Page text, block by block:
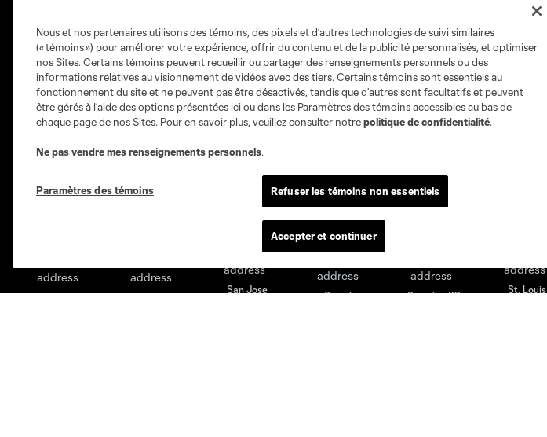
Atlanta
Austin
Charlotte Chicago Cincinnati Colorado
LA Galaxy
Miami
Montreal Nashville
Red Bull New York San Diego
San Jose
Seattle Sporting KC
St. Louis
Nous et nos partenaires utilisons des témoins, des pixels et d’autres technologies de suivi similaires
(« témoins ») pour améliorer votre expérience, offrir du contenu et de la publicité personnalisés, et optimiser
nos Sites. Certains témoins peuvent recueillir ou partager des renseignements personnels ou des
informations relatives au visionnement de vidéos avec des tiers. Certains témoins sont essentiels au
fonctionnement du site et ne peuvent pas être désactivés, tandis que d’autres sont facultatifs et peuvent
être gérés à l’aide des options présentées ici ou dans les Paramètres des témoins accessibles au bas de
chaque page de nos Sites. Pour en savoir plus, veuillez consulter notrepolitique de confidentialité.
Ne pas vendre mes renseignements personnels.
Paramètres des témoins Refuser les témoins non essentiels
Accepter et continuer